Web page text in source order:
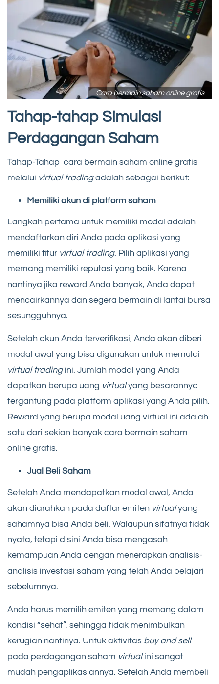
Cara bermain saham online gratis
Tahap-tahap Simulasi
Perdagangan Saham
Tahap-Tahap cara bermain saham online gratis
melalui virtual tradingadalah sebagai berikut:
Memiliki akun di platform saham
Langkah pertama untuk memiliki modal adalah
mendaftarkan diri Anda pada aplikasi yang
memiliki fitur virtual trading. Pilih aplikasi yang
memang memiliki reputasi yang baik. Karena
nantinya jika reward Anda banyak, Anda dapat
mencairkannya dan segera bermain di lantai bursa
sesungguhnya.
Setelah akun Anda terverifikasi, Anda akan diberi
modal awal yang bisa digunakan untuk memulai
virtual tradingini. Jumlah modal yang Anda
dapatkan berupa uang virtualyang besarannya
tergantung pada platform aplikasi yang Anda pilih.
Reward yang berupa modal uang virtual ini adalah
satu dari sekian banyak cara bermain saham
online gratis.
Jual Beli Saham
Setelah Anda mendapatkan modal awal, Anda
akan diarahkan pada daftar emiten virtualyang
sahamnya bisa Anda beli. Walaupun sifatnya tidak
nyata, tetapi disini Anda bisa mengasah
kemampuan Anda dengan menerapkan analisis-
analisis investasi saham yang telah Anda pelajari
sebelumnya.
Anda harus memilih emiten yang memang dalam
kondisi “sehat”, sehingga tidak menimbulkan
kerugian nantinya. Untuk aktivitas buy and sell
pada perdagangan saham virtualini sangat
mudah pengaplikasiannya. Setelah Anda membeli